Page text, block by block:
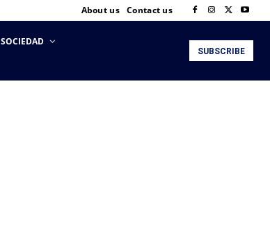
About us Contact us
SOCIEDAD
SUBSCRIBE